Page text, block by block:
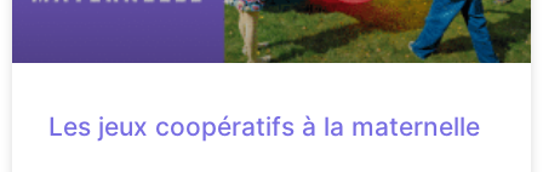
Les jeux coopératifs à la maternelle